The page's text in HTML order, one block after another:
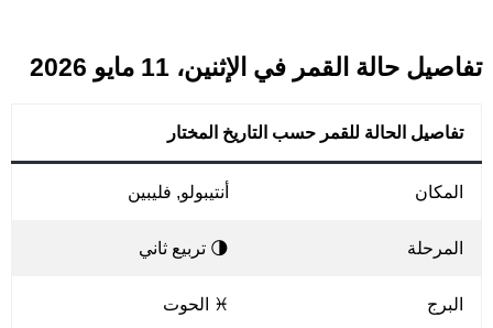
تفاصيل حالة القمر في الإثنين، 11 مايو 2026
تفاصيل الحالة للقمر حسب التاريخ المختار
المكان أنتيبولو, فليبين
المرحلة 🌗 تربيع ثاني
البرج ♓ الحوت